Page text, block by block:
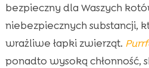
bezpieczny dla Waszych
niebezpiecznych substancji,
wrażliwe łapki zwierząt.
ponadto wysoką chłonność,